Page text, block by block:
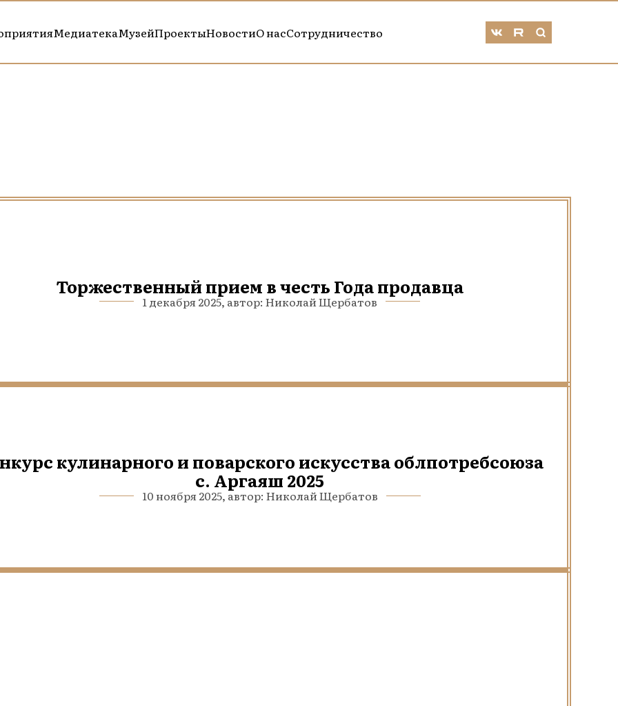
МедиатекаМузейПроектыНовостиО насСотрудничество
Торжественный прием в честь Года продавца
1 декабря 2025, автор: Николай Щербатов
кулинарного и поварского искусства облпотребсоюза
c. Аргаяш 2025
10 ноября 2025, автор: Николай Щербатов